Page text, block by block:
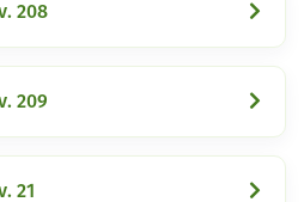
208
209
21